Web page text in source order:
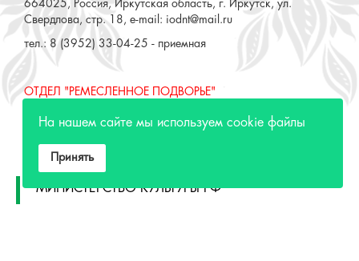
664025, Россия, Иркутская область, г. Иркутск, ул.
Свердлова, стр. 18, e-mail: iodnt@mail.ru
тел.: 8 (3952) 33-04-25 - приемная
ОТДЕЛ "РЕМЕСЛЕННОЕ ПОДВОРЬЕ"
664025, Россия, Иркутская область, г. Иркутск, ул. 3 июля,
тел.: 8 (3952) 48-71-30
МИНИСТЕРСТВО КУЛЬТУРЫ РФ
На нашем сайте мы используем cookie файлы
Принять